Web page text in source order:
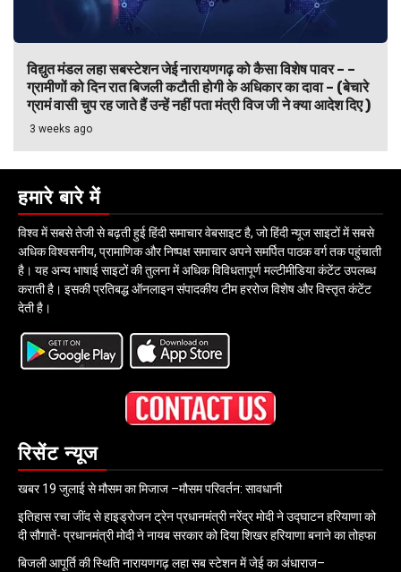
विद्युत मंडल लहा सबस्टेशन जेई नारायणगढ़ को कैसा विशेष पावर – –
ग्रामीणों को दिन रात बिजली कटौती होगी के अधिकार का दावा – (बेचारे
ग्रामं वासी चुप रह जाते हैं उन्हें नहीं पता मंत्री विज जी ने क्या आदेश दिए )
3 weeks ago
हमारे बारे में
विश्व में सबसे तेजी से बढ़ती हुई हिंदी समाचार वेबसाइट है, जो हिंदी न्यूज साइटों में सबसे
अधिक विश्वसनीय, प्रामाणिक और निष्पक्ष समाचार अपने समर्पित पाठक वर्ग तक पहुंचाती
है। यह अन्य भाषाई साइटों की तुलना में अधिक विविधतापूर्ण मल्टीमीडिया कंटेंट उपलब्ध
कराती है। इसकी प्रतिबद्ध ऑनलाइन संपादकीय टीम हररोज विशेष और विस्तृत कंटेंट
देती है।
रिसेंट न्यूज
खबर 19 जुलाई से मौसम का मिजाज –मौसम परिवर्तन: सावधानी
इतिहास रचा जींद से हाइड्रोजन ट्रेन प्रधानमंत्री नरेंद्र मोदी ने उद्घाटन हरियाणा को
दी सौगातें- प्रधानमंत्री मोदी ने नायब सरकार को दिया शिखर हरियाणा बनाने का तोहफा
बिजली आपूर्ति की स्थिति नारायणगढ़ लहा सब स्टेशन में जेई का अंधाराज–